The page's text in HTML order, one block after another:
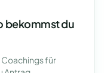
bekommst du
für